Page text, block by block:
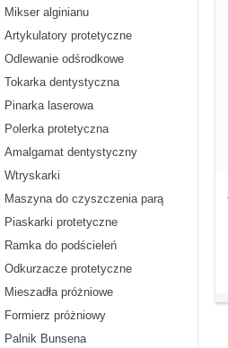
Mikser alginianu
Artykulatory protetyczne
Odlewanie odśrodkowe
Tokarka dentystyczna
Pinarka laserowa
Polerka protetyczna
Amalgamat dentystyczny
Wtryskarki
Maszyna do czyszczenia parą
Piaskarki protetyczne
Ramka do podścieleń
Odkurzacze protetyczne
Mieszadła próżniowe
Formierz próżniowy
Palnik Bunsena